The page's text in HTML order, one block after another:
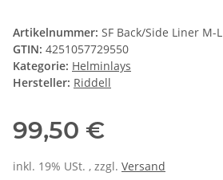
Artikelnummer: SF Back/Side Liner M-L
GTIN: 4251057729550
Kategorie: Helminlays
Hersteller: Riddell
99,50 €
inkl. 19% USt. , zzgl. Versand